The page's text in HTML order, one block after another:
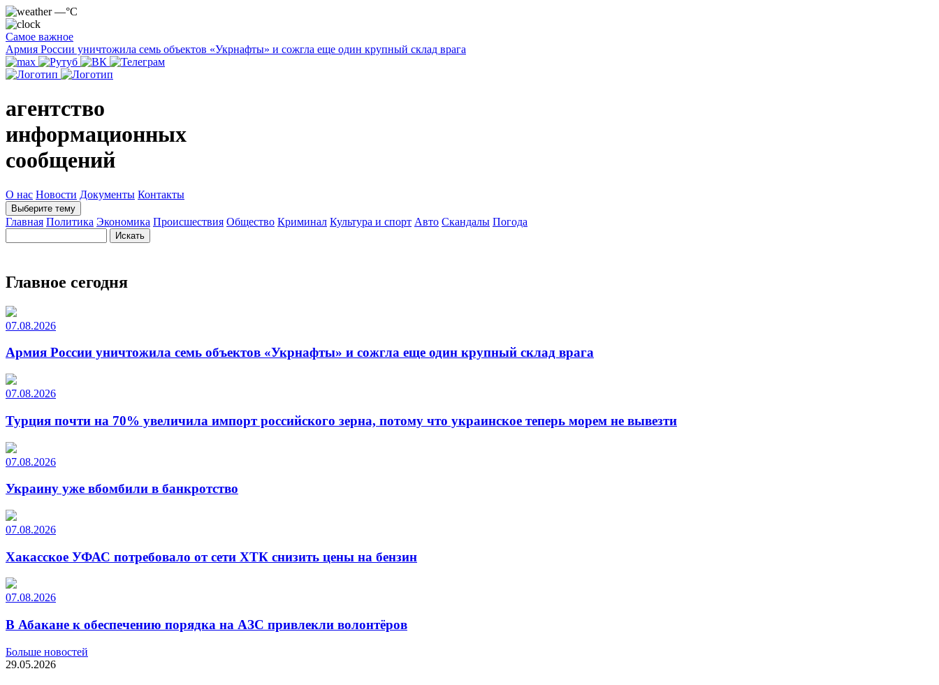
—°C
Самое важное
Армия России уничтожила семь объектов «Укрнафты» и сожгла еще один крупный склад врага
агентство
информационных
сообщений
О нас Новости Документы Контакты
Выберите тему
Главная Политика Экономика Происшествия Общество Криминал Культура и спорт Авто Скандалы Погода
Главное сегодня
07.08.2026
Армия России уничтожила семь объектов «Укрнафты» и сожгла еще один крупный склад врага
07.08.2026
Турция почти на 70% увеличила импорт российского зерна, потому что украинское теперь морем не вывезти
07.08.2026
Украину уже вбомбили в банкротство
07.08.2026
Хакасское УФАС потребовало от сети ХТК снизить цены на бензин
07.08.2026
В Абакане к обеспечению порядка на АЗС привлекли волонтёров
Больше новостей
29.05.2026